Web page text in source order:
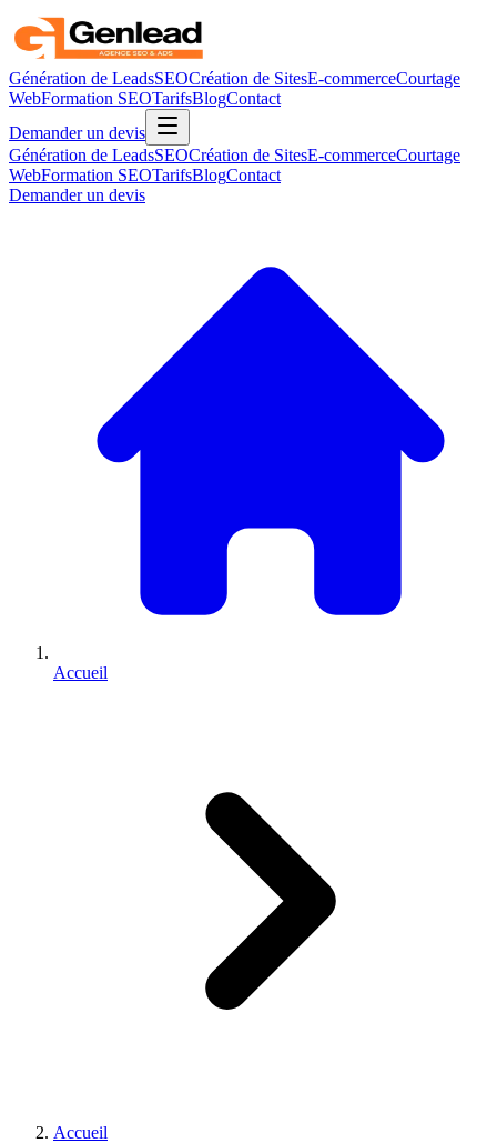
Génération de LeadsSEOCréation de SitesE-commerceCourtage
WebFormation SEOTarifsBlogContact
Demander un devis
Génération de LeadsSEOCréation de SitesE-commerceCourtage
WebFormation SEOTarifsBlogContact
Demander un devis
Accueil
Accueil